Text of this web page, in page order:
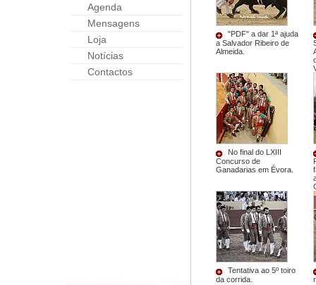
Agenda
Mensagens
Loja
Notícias
Contactos
"PDF" a dar 1ª ajuda
a Salvador Ribeiro de
Almeida.
No final do LXIII
Concurso de
Ganadarias em Évora.
Tentativa ao 5º toiro
da corrida.